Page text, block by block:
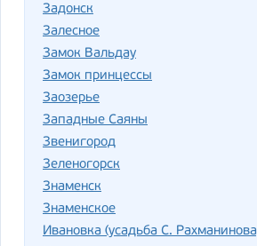
Задонск
Залесное
Замок Вальдау
Замок принцессы
Заозерье
Западные Саяны
Звенигород
Зеленогорск
Знаменск
Знаменское
Ивановка (усадьба С.